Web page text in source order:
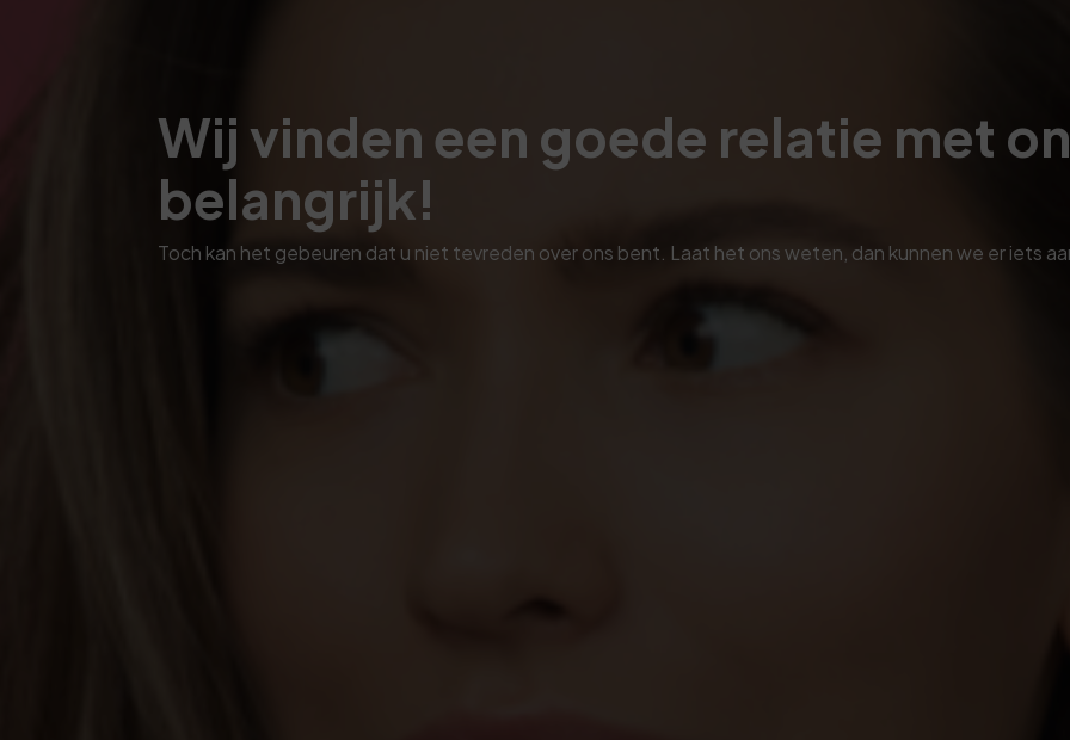
Wij vinden een goede relatie met
belangrijk!
Toch kan het gebeuren dat u niet tevreden over ons bent. Laat het ons weten, dan kunnen we er iets